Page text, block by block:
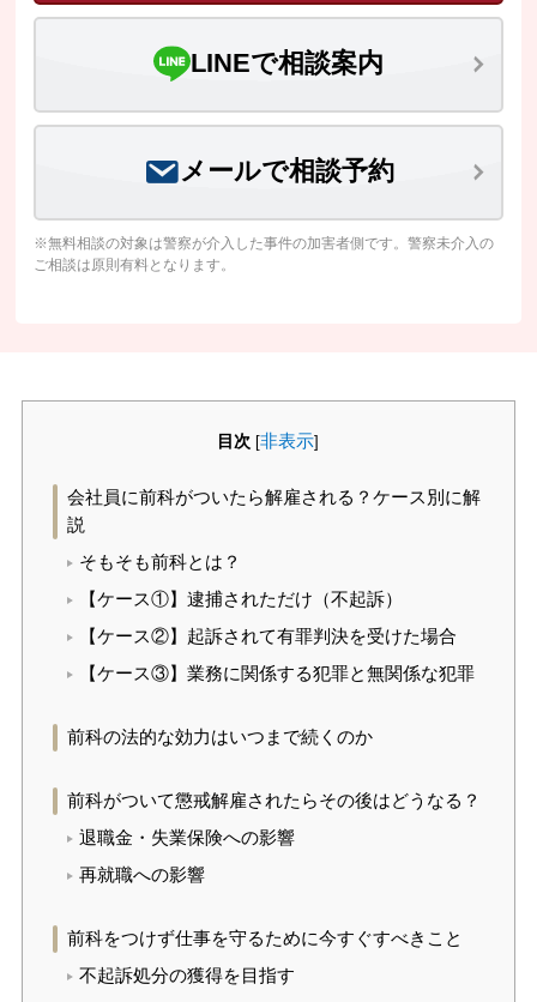
LINEで相談案内
メールで相談予約
※無料相談の対象は警察が介入した事件の加害者側です。警察未介入の
ご相談は原則有料となります。
目次 [非表示]
会社員に前科がついたら解雇される？ケース別に解
説
そもそも前科とは？
【ケース①】逮捕されただけ（不起訴）
【ケース②】起訴されて有罪判決を受けた場合
【ケース③】業務に関係する犯罪と無関係な犯罪
前科の法的な効力はいつまで続くのか
前科がついて懲戒解雇されたらその後はどうなる？
退職金・失業保険への影響
再就職への影響
前科をつけず仕事を守るために今すぐすべきこと
不起訴処分の獲得を目指す